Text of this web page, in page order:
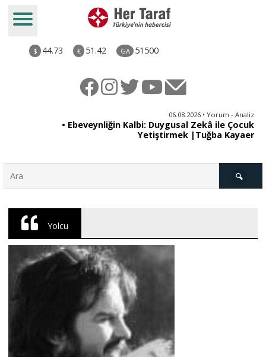
$ 44.73 € 51.42 GA 51500
06.08.2026 • Yorum - Analiz
• Ebeveynliğin Kalbi: Duygusal Zekâ ile Çocuk
Yetiştirmek |Tuğba Kayaer
Derkenar
Sivil Toplum
Kültür - Sanat
Yolcu